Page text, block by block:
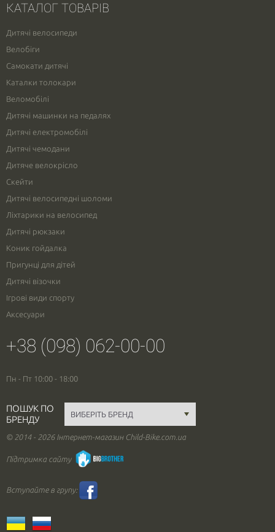
КАТАЛОГ ТОВАРІВ
Дитячі велосипеди
Велобіги
Самокати дитячі
Каталки толокари
Веломобілі
Дитячі машинки на педалях
Дитячі електромобілі
Дитячі чемодани
Дитяче велокрісло
Скейти
Дитячі велосипедні шоломи
Ліхтарики на велосипед
Дитячі рюкзаки
Коник гойдалка
Пригунці для дітей
Дитячі візочки
Ігрові види спорту
Аксесуари
+38 (098) 062-00-00
Пн - Пт 10:00 - 18:00
ПОШУК ПО
БРЕНДУ
© 2014 - 2026 Інтернет-магазин Child-Bike.com.ua
Підтримка сайту
Вступайте в групу: